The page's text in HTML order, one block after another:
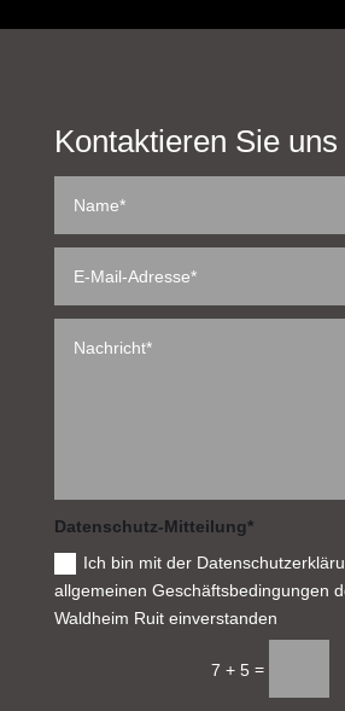
Kontaktieren Sie uns
Datenschutz-Mitteilung*
Ich bin mit der
allgemeinen Geschäftsbedingungen
Waldheim Ruit einverstanden
7 + 5 =